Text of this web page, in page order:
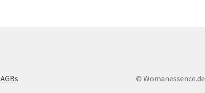
AGBs © Womanessence.de